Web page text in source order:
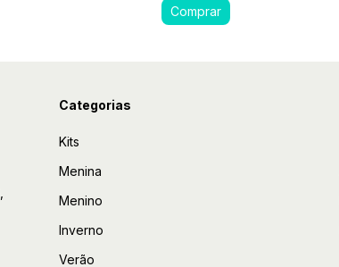
Categorias
Kits
Menina
Menino
Inverno
Verão